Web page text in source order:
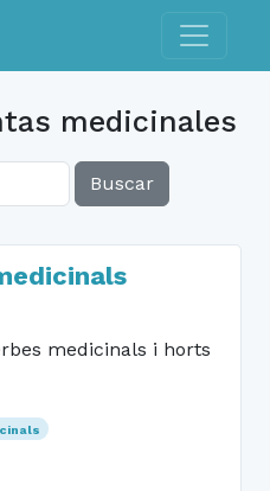
Toggle
medicinales
Buscar
medicinals i horts